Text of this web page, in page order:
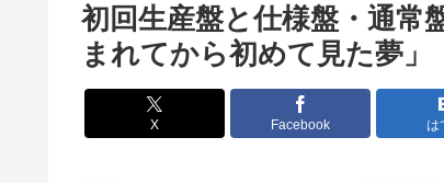
初回生産盤と仕様盤・通常
まれてから初めて見た夢」
X Facebook は